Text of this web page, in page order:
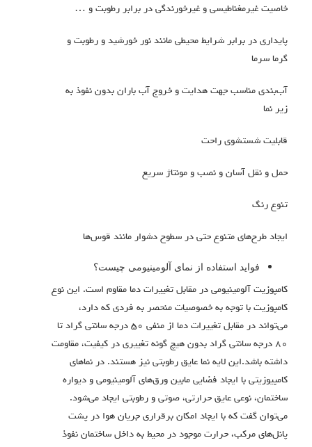
خاصیت غیرمغناطیسی و غیرخورندگی در برابر رطوبت و …
پایداری در برابر شرایط محیطی مانند نور خورشید و رطوبت و
گرما سرما
آب‌بندی مناسب جهت هدایت و خروج آب باران بدون نفوذ به
زیر نما
قابلیت شستشوی راحت
حمل و نقل آسان و نصب و مونتاژ سریع
تنوع رنگ
ایجاد طرح‌های متنوع حتی در سطوح دشوار مانند قوس‌ها
فواید استفاده از نمای آلومینیومی چیست؟
کامپوزیت آلومینیومی در مقابل تغییرات دما مقاوم است. این نوع
کامپوزیت با توجه به خصوصیات منحصر به فردی که دارد،
می‌تواند در مقابل تغییرات دما از منفی ۵۰ درجه سانتی گراد تا
۸۰ درجه سانتی گراد بدون هیچ گونه تغییری در کیفیت، مقاومت
داشته باشد.این لایه نما عایق رطوبتی نیز هستند. در نماهای
کامپیوزیتی با ایجاد فضایی مابین ورق‌های آلومینیومی و دیواره
ساختمان، نوعی عایق حرارتی، صوتی و رطوبتی ایجاد می‌شود.
می‌توان گفت که با ایجاد امکان برقراری جریان هوا در پشت
پانل‌های مرکب، حرارت موجود در محیط به داخل ساختمان نفوذ